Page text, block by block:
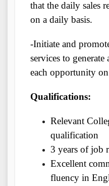
that the daily sales
on a daily basis.
-Initiate and
services to
each opportunity
Qualifications:
Relevant
qualification
3 years of job
Excellent
fluency in